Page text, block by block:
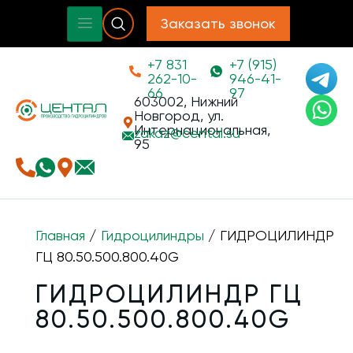
Заказать звонок
+7 831
262-10-
66
+7 (915)
946-41-
97
603002, Нижний
Новгород, ул.
Интернациональная,
95
zakaz@cental.su
Главная / Гидроцилиндры / ГИДРОЦИЛИНДР
ГЦ 80.50.500.800.40G
ГИДРОЦИЛИНДР ГЦ
80.50.500.800.40G